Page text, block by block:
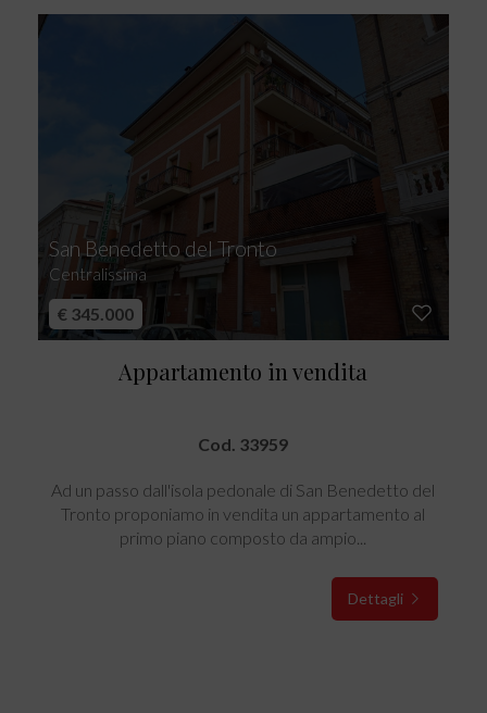
San Benedetto del Tronto
Centralissima
€ 345.000
Appartamento in vendita
Cod. 33959
Ad un passo dall'isola pedonale di San Benedetto del
Tronto proponiamo in vendita un appartamento al
primo piano composto da ampio...
Dettagli